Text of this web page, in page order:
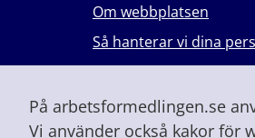
På arbetsformedlingen.se
Vi använder också kakor för
Om webbplatsen
Så hanterar vi dina
Lever du med våld i en
Vid höjd beredskap